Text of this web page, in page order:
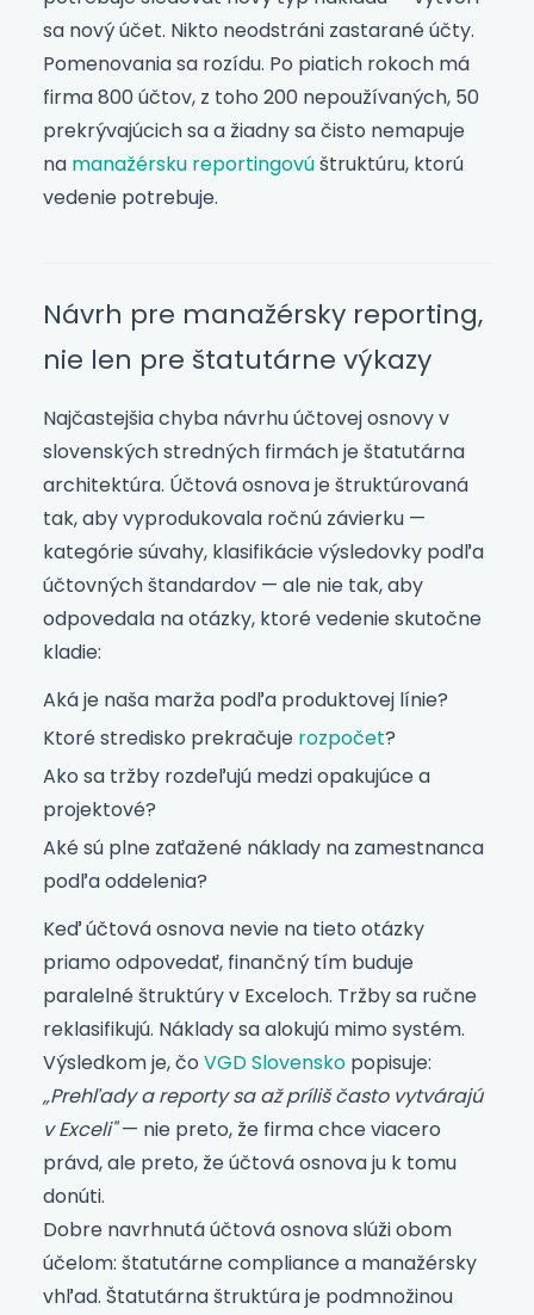
sa nový účet. Nikto neodstráni zastarané účty.
Pomenovania sa rozídu. Po piatich rokoch má
firma 800 účtov, z toho 200 nepoužívaných, 50
prekrývajúcich sa a žiadny sa čisto nemapuje
na manažérsku reportingovúštruktúru, ktorú
vedenie potrebuje.
Návrh pre manažérsky reporting,
nie len pre štatutárne výkazy
Najčastejšia chyba návrhu účtovej osnovy v
slovenských stredných firmách je štatutárna
architektúra. Účtová osnova je štruktúrovaná
tak, aby vyprodukovala ročnú závierku —
kategórie súvahy, klasifikácie výsledovky podľa
účtovných štandardov — ale nie tak, aby
odpovedala na otázky, ktoré vedenie skutočne
kladie:
Aká je naša marža podľa produktovej línie?
Ktoré stredisko prekračuje rozpočet?
Ako sa tržby rozdeľujú medzi opakujúce a
projektové?
Aké sú plne zaťažené náklady na zamestnanca
podľa oddelenia?
Keď účtová osnova nevie na tieto otázky
priamo odpovedať, finančný tím buduje
paralelné štruktúry v Exceloch. Tržby sa ručne
reklasifikujú. Náklady sa alokujú mimo systém.
Výsledkom je, čo VGD Slovensko popisuje:
„Prehľady a reporty sa až príliš často vytvárajú
v Exceli"— nie preto, že firma chce viacero
právd, ale preto, že účtová osnova ju k tomu
donúti.
Dobre navrhnutá účtová osnova slúži obom
účelom: štatutárne compliance a manažérsky
vhľad. Štatutárna štruktúra je podmnožinou